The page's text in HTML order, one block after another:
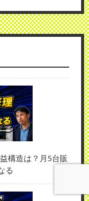
構造は？月5台販
る